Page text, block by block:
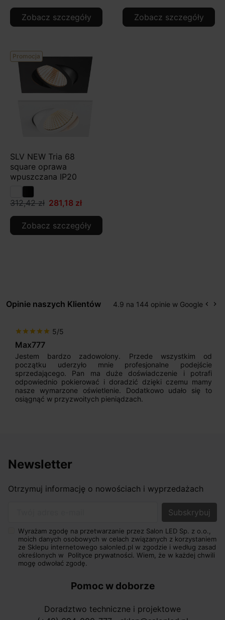
Zobacz szczegóły Zobacz szczegóły
Promocja
SLV NEW Tria 68
square oprawa
wpuszczana IP20
312,42 zł 281,18 zł
Zobacz szczegóły
Opinie naszych Klientów 4.9 na 144 opinie w Google keyboard_arrow_left keyboard_arrow_right
star star star star star 5/5
Max777
Jestem bardzo zadowolony. Przede wszystkim od
początku uderzyło mnie profesjonalne podejście
sprzedającego. Pan ma duże doświadczenie i potrafi
odpowiednio pokierować i doradzić dzięki czemu mamy
nasze wymarzone oświetlenie. Dodatkowo udało się to
osiągnąć w przyzwoitych pieniądzach.
Newsletter
Otrzymuj informację o nowościach i wyprzedażach
Wyrażam zgodę na przetwarzanie przez Salon LED Sp. z o.o.,
moich danych osobowych w celach związanych z korzystaniem
ze Sklepu internetowego salonled.pl w zgodzie i według zasad
określonych w Polityce prywatności. Wiem, że w każdej chwili
mogę odwołać zgodę.
Pomoc w doborze
Doradztwo techniczne i projektowe